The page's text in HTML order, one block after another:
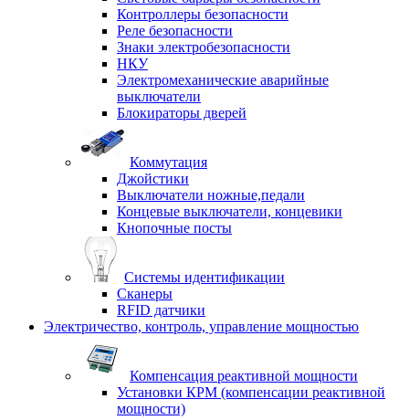
Контроллеры безопасности
Реле безопасности
Знаки электробезопасности
НКУ
Электромеханические аварийные
выключатели
Блокираторы дверей
Коммутация
Джойстики
Выключатели ножные,педали
Концевые выключатели, концевики
Кнопочные посты
Системы идентификации
Сканеры
RFID датчики
Электричество, контроль, управление мощностью
Компенсация реактивной мощности
Установки КРМ (компенсации реактивной
мощности)